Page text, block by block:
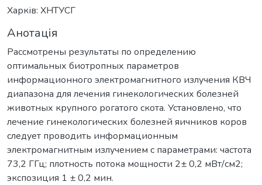
Харків: ХНТУСГ
Анотація
Рассмотрены результаты по определению
оптимальных биотропных параметров
информационного электромагнитного излучения КВЧ
диапазона для лечения гинекологических болезней
животных крупного рогатого скота. Установлено, что
лечение гинекологических болезней яичников коров
следует проводить информационным
электромагнитным излучением с параметрами: частота
73,2 ГГц; плотность потока мощности 2± 0,2 мВт/см2;
экспозиция 1 ± 0,2 мин.